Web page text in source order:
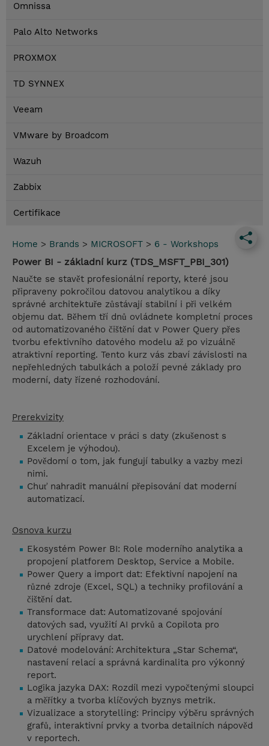
Omnissa
Palo Alto Networks
PROXMOX
TD SYNNEX
Veeam
VMware by Broadcom
Wazuh
Zabbix
Certifikace
Home > Brands > MICROSOFT > 6 - Workshops
Power BI - základní kurz (TDS_MSFT_PBI_301)
Naučte se stavět profesionální reporty, které jsou
připraveny pokročilou datovou analytikou a díky
správné architektuře zůstávají stabilní i při velkém
objemu dat. Během tří dnů ovládnete kompletní proces
od automatizovaného čištění dat v Power Query přes
tvorbu efektivního datového modelu až po vizuálně
atraktivní reporting. Tento kurz vás zbaví závislosti na
nepřehledných tabulkách a položí pevné základy pro
moderní, daty řízené rozhodování.
Prerekvizity
Základní orientace v práci s daty (zkušenost s
Excelem je výhodou).
Povědomí o tom, jak fungují tabulky a vazby mezi
nimi.
Chuť nahradit manuální přepisování dat moderní
automatizací.
Osnova kurzu
Ekosystém Power BI: Role moderního analytika a
propojení platforem Desktop, Service a Mobile.
Power Query a import dat: Efektivní napojení na
různé zdroje (Excel, SQL) a techniky profilování a
čištění dat.
Transformace dat: Automatizované spojování
datových sad, využití AI prvků a Copilota pro
urychlení přípravy dat.
Datové modelování: Architektura „Star Schema“,
nastavení relací a správná kardinalita pro výkonný
report.
Logika jazyka DAX: Rozdíl mezi vypočtenými sloupci
a měřítky a tvorba klíčových byznys metrik.
Vizualizace a storytelling: Principy výběru správných
grafů, interaktivní prvky a tvorba detailních nápověd
v reportech.